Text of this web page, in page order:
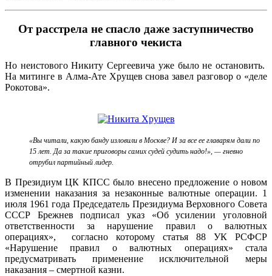
От расстрела не спасло даже заступничество
главного чекиста
Но неистового Никиту Сергеевича уже было не остановить.
На митинге в Алма-Ате Хрущев снова завел разговор о «деле
Рокотова».
«Вы читали, какую банду изловили в Москве? И за все ее главарям дали по
15 лет. Да за такие приговоры самих судей судить надо!», — гневно
отрубил партийный лидер.
В Президиум ЦК КПСС было внесено предложение о новом
изменении наказания за незаконные валютные операции. 1
июля 1961 года Председатель Президиума Верховного Совета
СССР Брежнев подписал указ «Об усилении уголовной
ответственности за нарушение правил о валютных
операциях», согласно которому статья 88 УК РСФСР
«Нарушение правил о валютных операциях» стала
предусматривать применение исключительной меры
наказания – смертной казни.